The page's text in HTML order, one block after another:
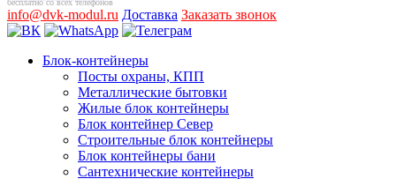
бесплатно со всех телефонов
info@dvk-modul.ru Доставка Заказать звонок
Блок-контейнеры
Посты охраны, КПП
Металлические бытовки
Жилые блок контейнеры
Блок контейнер Север
Строительные блок контейнеры
Блок контейнеры бани
Сантехнические контейнеры